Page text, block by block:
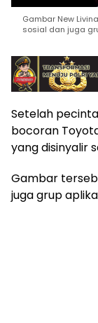
Gambar New
sosial dan juga
Setelah
bocoran
yang disinyalir
Gambar
juga grup